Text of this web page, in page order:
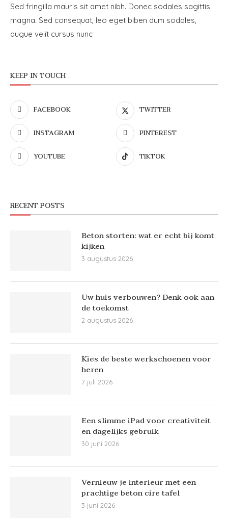
Sed fringilla mauris sit amet nibh. Donec sodales sagittis
magna. Sed consequat, leo eget biben dum sodales,
augue velit cursus nunc
KEEP IN TOUCH
FACEBOOK TWITTER
INSTAGRAM PINTEREST
YOUTUBE TIKTOK
RECENT POSTS
Beton storten: wat er echt bij komt
kijken
3 augustus 2026
Uw huis verbouwen? Denk ook aan
de toekomst
2 augustus 2026
Kies de beste werkschoenen voor
heren
7 juli 2026
Een slimme iPad voor creativiteit
en dagelijks gebruik
30 juni 2026
Vernieuw je interieur met een
prachtige beton cire tafel
3 juni 2026